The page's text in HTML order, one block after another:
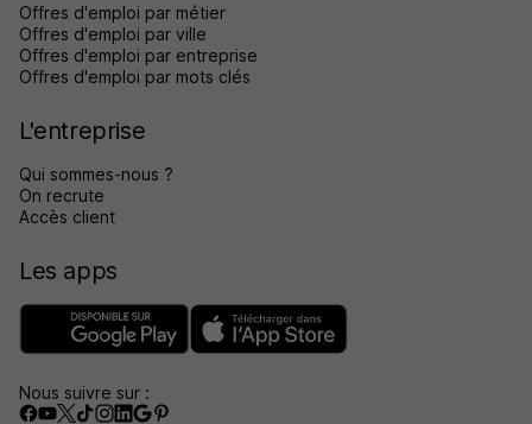
Offres d'emploi par métier
Offres d'emploi par ville
Offres d'emploi par entreprise
Offres d'emploi par mots clés
L'entreprise
Qui sommes-nous ?
On recrute
Accès client
Les apps
Nous suivre sur :